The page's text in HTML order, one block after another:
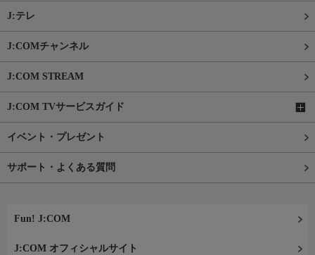
J:テレ
J:COMチャンネル
J:COM STREAM
J:COM TVサービスガイド
イベント・プレゼント
サポート・よくある質問
Fun! J:COM
J:COM オフィシャルサイト